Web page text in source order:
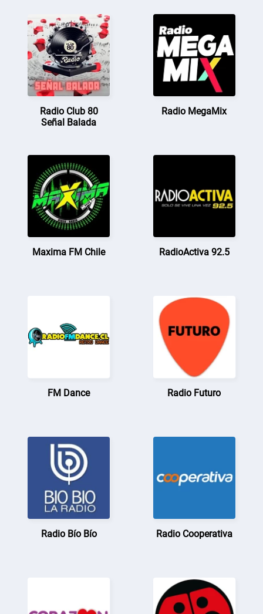
Radio Club 80
Señal Balada
Radio MegaMix
Maxima FM Chile RadioActiva 92.5
FM Dance Radio Futuro
Radio Bío Bío Radio Cooperativa